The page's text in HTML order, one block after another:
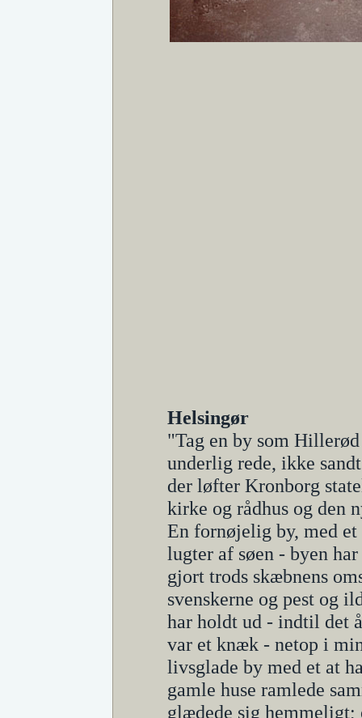
Helsingør
"Tag en by som
underlig rede, ikke
der løfter Kronborg
kirke og rådhus og den
En fornøjelig by, med
lugter af søen - byen
gjort trods skæbnens
svenskerne og pest og
har holdt ud - indtil det
var et knæk - netop i
livsglade by med et at
gamle huse ramlede
glædede sig hemmeligt;